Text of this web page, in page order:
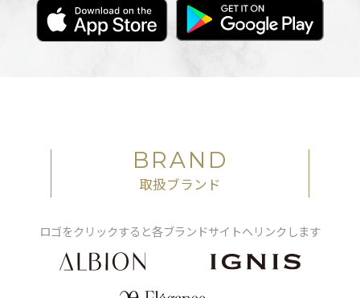
BRAND
取扱ブランド
ロゴをクリックすると各ブランドサイトへリンクします